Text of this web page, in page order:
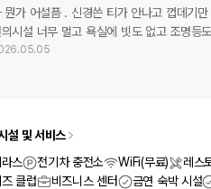
모아에서 한 번에
, 보험 조건, 면책금, 보상 한도, 인
, 준중형, 중형, SUV, 승합차 등 여
자차, 슈퍼자차의 면책금과 보상 한
이동, 인수 위치, 반납 편의성을 함께
량을 바로 예약할 수 있습니다.
뭔가 어설픔 . 신경쓴 티가 안나고 껍데기
시설 너무 멀고 욕실에 빗도 없고 조명등
설 및 서비스
스
전기차 충전소 WiFi(무료) 레스
클럽
비즈니스 센터 금연 숙박 시설